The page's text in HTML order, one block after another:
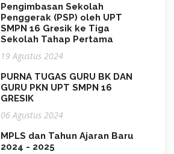
Pengimbasan Sekolah
Penggerak (PSP) oleh UPT
SMPN 16 Gresik ke Tiga
Sekolah Tahap Pertama
19 Agustus 2024
PURNA TUGAS GURU BK DAN
GURU PKN UPT SMPN 16
GRESIK
06 Agustus 2024
MPLS dan Tahun Ajaran Baru
2024 - 2025